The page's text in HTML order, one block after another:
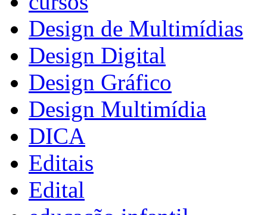
Design de Multimídias
Design Digital
Design Gráfico
Design Multimídia
DICA
Editais
Edital